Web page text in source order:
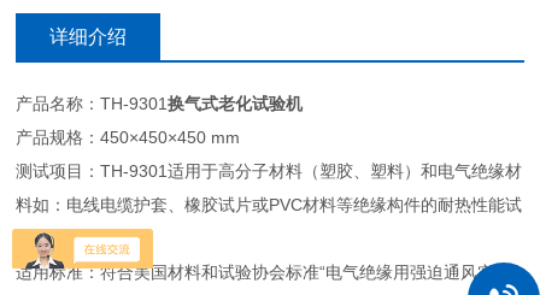
详细介绍
产品名称：TH-9301换气式老化试验机
产品规格：450×450×450 mm
测试项目：TH-9301适用于高分子材料（塑胶、塑料）和电气绝缘材
料如：电线电缆护套、橡胶试片或PVC材料等绝缘构件的耐热性能试
验。
适用标准：符合美国材料和试验协会标准“电气绝缘用强迫通风实验